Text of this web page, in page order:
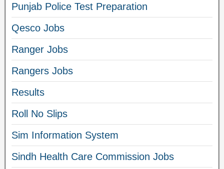
Punjab Police Test Preparation
Qesco Jobs
Ranger Jobs
Rangers Jobs
Results
Roll No Slips
Sim Information System
Sindh Health Care Commission Jobs